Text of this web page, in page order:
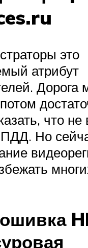
это
атрибут
Дорога
что не
Но